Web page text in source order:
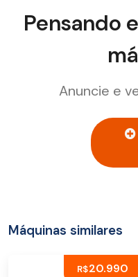
Pensando
Anuncie e
Máquinas similares
R$20.990